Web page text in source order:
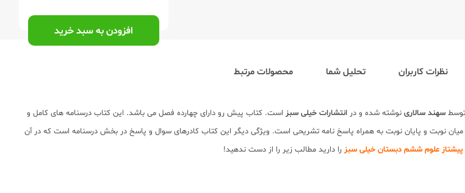
افزودن به سبد خرید
نظرات کاربران تحلیل شما محصولات مرتبط
سهند سالاری نوشته شده و در انتشارات خیلی سبز است. کتاب پیش رو دارای چهارده فصل می باشد. این کتاب درسنامه های کامل و
نوبت و پایان نوبت به همراه پاسخ نامه تشریحی است. ویژگی دیگر این کتاب کادرهای سوال و پاسخ در بخش درسنامه است که در آن
علوم ششم دبستان خیلی سبز را دارید مطالب زیر را از دست ندهید!